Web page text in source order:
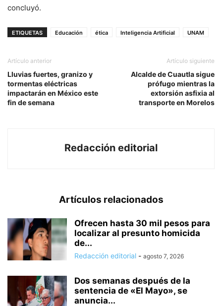
concluyó.
ETIQUETAS Educación ética Inteligencia Artificial UNAM
Artículo anterior
Lluvias fuertes, granizo y
tormentas eléctricas
impactarán en México este
fin de semana
Artículo siguiente
Alcalde de Cuautla sigue
prófugo mientras la
extorsión asfixia al
transporte en Morelos
Redacción editorial
Artículos relacionados
Ofrecen hasta 30 mil pesos para
localizar al presunto homicida
de...
Redacción editorial - agosto 7, 2026
Dos semanas después de la
sentencia de «El Mayo», se
anuncia...